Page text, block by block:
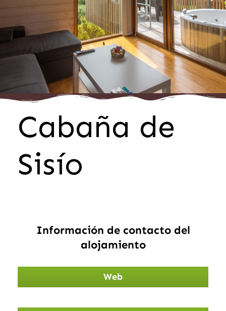
Cabaña de
Sisío
Información de contacto del
alojamiento
Web